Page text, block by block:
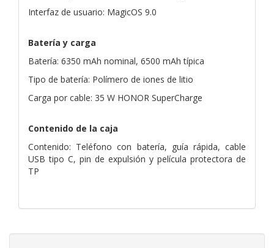
Interfaz de usuario: MagicOS 9.0
Batería y carga
Batería: 6350 mAh nominal, 6500 mAh típica
Tipo de batería: Polímero de iones de litio
Carga por cable: 35 W HONOR SuperCharge
Contenido de la caja
Contenido: Teléfono con batería, guía rápida, cable
USB tipo C, pin de expulsión y película protectora de
TP